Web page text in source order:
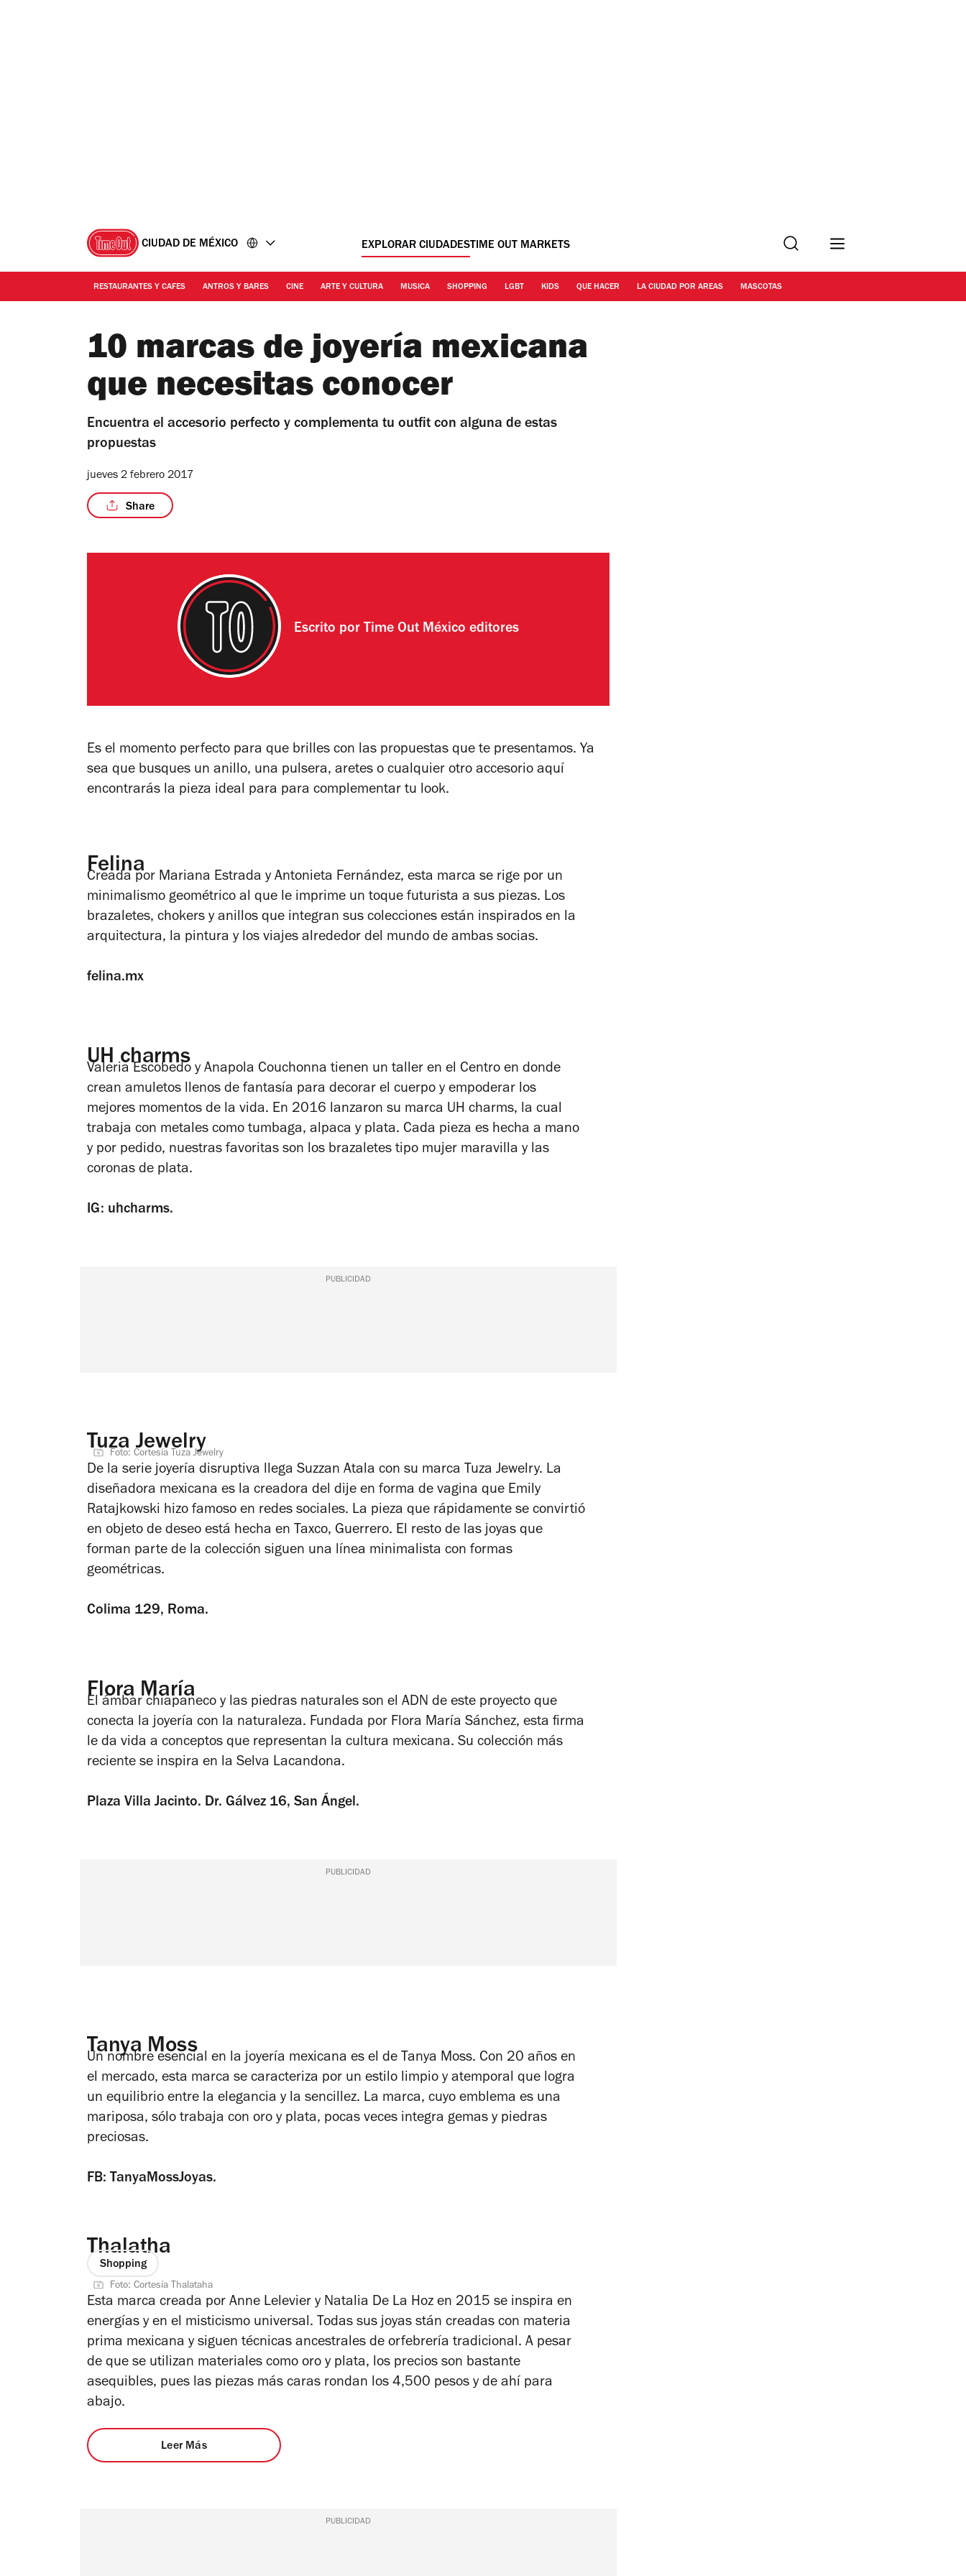
CIUDAD DE MÉXICO EXPLORAR CIUDADESTIME OUT MARKETS Buscar
RESTAURANTES Y CAFES ANTROS Y BARES CINE ARTE Y CULTURA MUSICA SHOPPING LGBT KIDS QUE HACER LA CIUDAD POR AREAS MASCOTAS
10 marcas de joyería mexicana
que necesitas conocer
Encuentra el accesorio perfecto y complementa tu outfit con alguna de estas
propuestas
jueves 2 febrero 2017
Share
Escrito por Time Out México editores
Es el momento perfecto para que brilles con las propuestas que te presentamos. Ya
sea que busques un anillo, una pulsera, aretes o cualquier otro accesorio aquí
encontrarás la pieza ideal para para complementar tu look.
Felina
Creada por Mariana Estrada y Antonieta Fernández, esta marca se rige por un
minimalismo geométrico al que le imprime un toque futurista a sus piezas. Los
brazaletes, chokers y anillos que integran sus colecciones están inspirados en la
arquitectura, la pintura y los viajes alrededor del mundo de ambas socias.
felina.mx
UH charms
Valeria Escobedo y Anapola Couchonna tienen un taller en el Centro en donde
crean amuletos llenos de fantasía para decorar el cuerpo y empoderar los
mejores momentos de la vida. En 2016 lanzaron su marca UH charms, la cual
trabaja con metales como tumbaga, alpaca y plata. Cada pieza es hecha a mano
y por pedido, nuestras favoritas son los brazaletes tipo mujer maravilla y las
coronas de plata.
IG: uhcharms.
PUBLICIDAD
Tuza Jewelry
Foto: Cortesía Tuza Jewelry
De la serie joyería disruptiva llega Suzzan Atala con su marca Tuza Jewelry. La
diseñadora mexicana es la creadora del dije en forma de vagina que Emily
Ratajkowski hizo famoso en redes sociales. La pieza que rápidamente se convirtió
en objeto de deseo está hecha en Taxco, Guerrero. El resto de las joyas que
forman parte de la colección siguen una línea minimalista con formas
geométricas.
Colima 129, Roma.
Flora María
El ámbar chiapaneco y las piedras naturales son el ADN de este proyecto que
conecta la joyería con la naturaleza. Fundada por Flora María Sánchez, esta firma
le da vida a conceptos que representan la cultura mexicana. Su colección más
reciente se inspira en la Selva Lacandona.
Plaza Villa Jacinto. Dr. Gálvez 16, San Ángel.
PUBLICIDAD
Tanya Moss
Un nombre esencial en la joyería mexicana es el de Tanya Moss. Con 20 años en
el mercado, esta marca se caracteriza por un estilo limpio y atemporal que logra
un equilibrio entre la elegancia y la sencillez. La marca, cuyo emblema es una
mariposa, sólo trabaja con oro y plata, pocas veces integra gemas y piedras
preciosas.
FB: TanyaMossJoyas.
Thalatha
Shopping
Foto: Cortesía Thalataha
Esta marca creada por Anne Lelevier y Natalia De La Hoz en 2015 se inspira en
energías y en el misticismo universal. Todas sus joyas stán creadas con materia
prima mexicana y siguen técnicas ancestrales de orfebrería tradicional. A pesar
de que se utilizan materiales como oro y plata, los precios son bastante
asequibles, pues las piezas más caras rondan los 4,500 pesos y de ahí para
abajo.
Leer Más
PUBLICIDAD